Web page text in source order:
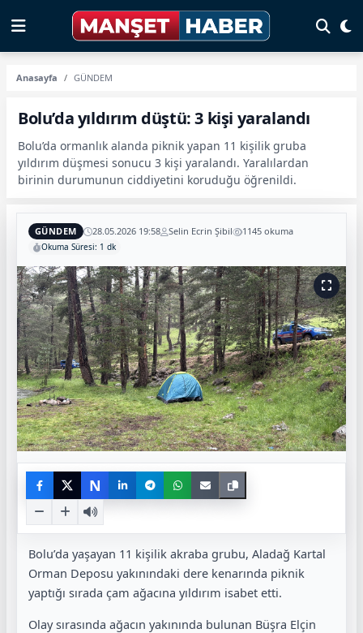
Anasayfa GÜNDEM
Bolu’da yıldırım düştü: 3 kişi yaralandı
Bolu’da ormanlık alanda piknik yapan 11 kişilik gruba
yıldırım düşmesi sonucu 3 kişi yaralandı. Yaralılardan
birinin durumunun ciddiyetini koruduğu öğrenildi.
GÜNDEM 28.05.2026 19:58 Selin Ecrin Şibil 1145 okuma
Okuma Süresi: 1 dk
N
Bolu’da yaşayan 11 kişilik akraba grubu, Aladağ Kartal
Orman Deposu yakınındaki dere kenarında piknik
yaptığı sırada çam ağacına yıldırım isabet etti.
Olay sırasında ağacın yakınında bulunan Büşra Elçin